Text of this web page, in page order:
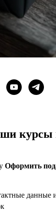
курсы
Оформить
данные